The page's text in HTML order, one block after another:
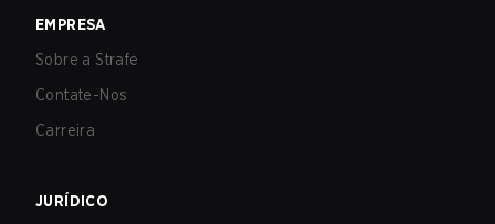
EMPRESA
Sobre a Strafe
Contate-Nos
Carreira
JURÍDICO